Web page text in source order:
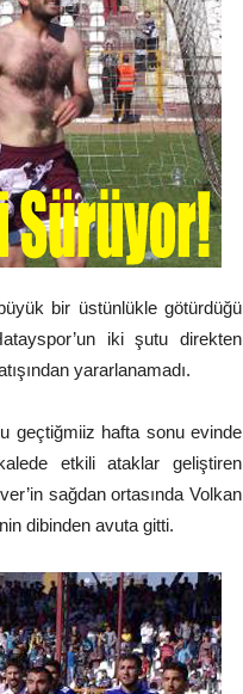
bir üstünlükle götürdüğü
iki şutu direkten
yararlanamadı.
geçtiğmiiz hafta sonu evinde
etkili ataklar geliştiren
sağdan ortasında Volkan
dibinden avuta gitti.